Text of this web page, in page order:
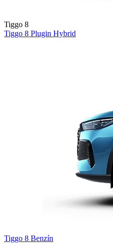
Tiggo 8
Tiggo 8 Plugin Hybrid
Tiggo 8 Benzín